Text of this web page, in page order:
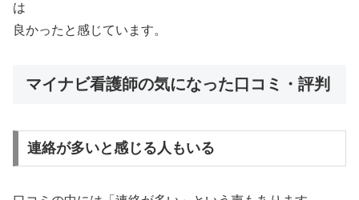
は
良かったと感じています。
マイナビ看護師の気になった口コミ・評判
連絡が多いと感じる人もいる